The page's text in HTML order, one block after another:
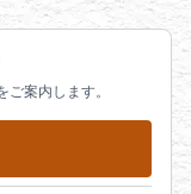
案内します。